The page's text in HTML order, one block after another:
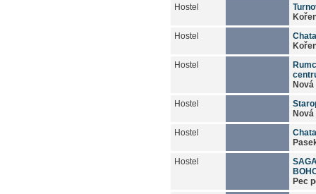
Hostel
Hostel
Hostel
Hostel
Hostel
Hostel
Pec